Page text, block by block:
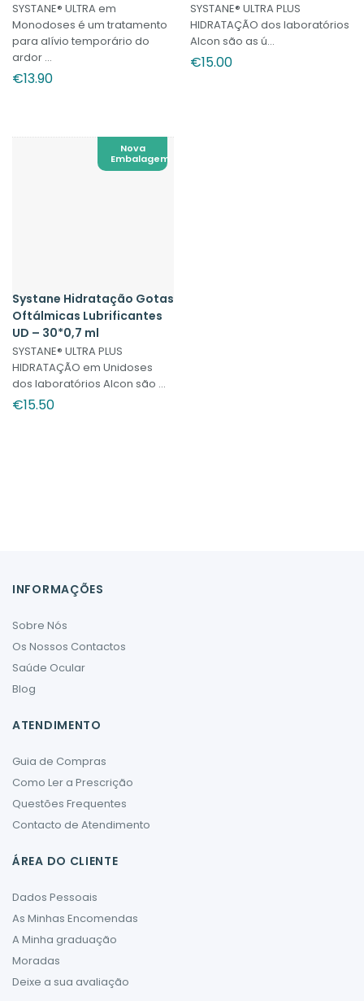
SYSTANE® ULTRA em
Monodoses é um tratamento
para alívio temporário do
ardor ...
€13.90
SYSTANE® ULTRA PLUS
HIDRATAÇÃO dos laboratórios
Alcon são as ú...
€15.00
Nova
Embalagem
Systane Hidratação Gotas
Oftálmicas Lubrificantes
UD – 30*0,7 ml
SYSTANE® ULTRA PLUS
HIDRATAÇÃO em Unidoses
dos laboratórios Alcon são ...
€15.50
INFORMAÇÕES
Sobre Nós
Os Nossos Contactos
Saúde Ocular
Blog
ATENDIMENTO
Guia de Compras
Como Ler a Prescrição
Questões Frequentes
Contacto de Atendimento
ÁREA DO CLIENTE
Dados Pessoais
As Minhas Encomendas
A Minha graduação
Moradas
Deixe a sua avaliação